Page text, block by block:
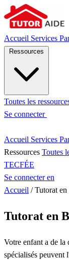
Accueil Services
Toutes les
Se connecter
Accueil Services
Ressources Toutes
TECFÉE
Se connecteren
Accueil / Tutorat
Tutorat en
Votre enfant a de
spécialisés peuvent